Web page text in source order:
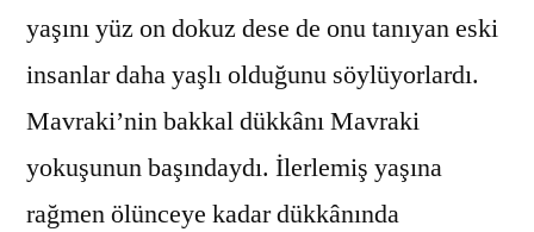
yaşını yüz on dokuz dese de onu tanıyan eski
insanlar daha yaşlı olduğunu söylüyorlardı.
Mavraki’nin bakkal dükkânı Mavraki
yokuşunun başındaydı. İlerlemiş yaşına
rağmen ölünceye kadar dükkânında